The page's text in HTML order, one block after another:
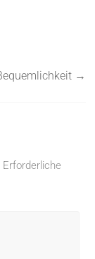
→
Erforderliche